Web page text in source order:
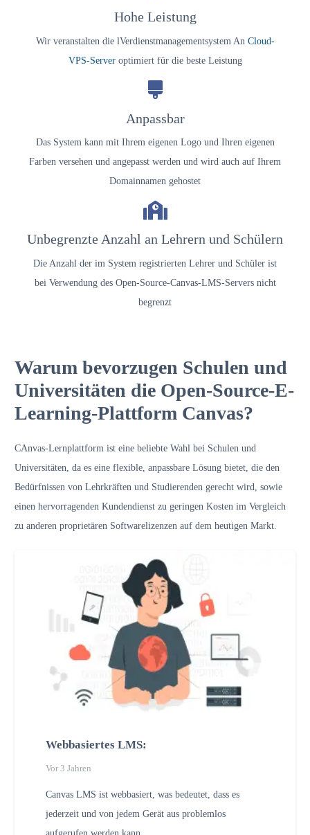
Hohe Leistung
Wir veranstalten die lVerdienstmanagementsystem An Cloud-
VPS-Serveroptimiert für die beste Leistung
Anpassbar
Das System kann mit Ihrem eigenen Logo und Ihren eigenen
Farben versehen und angepasst werden und wird auch auf Ihrem
Domainnamen gehostet
Unbegrenzte Anzahl an Lehrern und Schülern
Die Anzahl der im System registrierten Lehrer und Schüler ist
bei Verwendung des Open-Source-Canvas-LMS-Servers nicht
begrenzt
Warum bevorzugen Schulen und
Universitäten die Open-Source-E-
Learning-Plattform Canvas?
CAnvas-Lernplattform ist eine beliebte Wahl bei Schulen und
Universitäten, da es eine flexible, anpassbare Lösung bietet, die den
Bedürfnissen von Lehrkräften und Studierenden gerecht wird, sowie
einen hervorragenden Kundendienst zu geringen Kosten im Vergleich
zu anderen proprietären Softwarelizenzen auf dem heutigen Markt.
Webbasiertes LMS:
Vor 3 Jahren
Canvas LMS ist webbasiert, was bedeutet, dass es
jederzeit und von jedem Gerät aus problemlos